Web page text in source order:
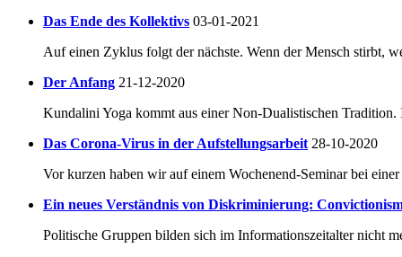
Das Ende des Kollektivs 03-01-2021
Auf einen Zyklus folgt der nächste. Wenn der Mensch stirbt,
Der Anfang 21-12-2020
Kundalini Yoga kommt aus einer Non-Dualistischen
Das Corona-Virus in der Aufstellungsarbeit 28-10-2020
Vor kurzen haben wir auf einem Wochenend-Seminar bei
Ein neues Verständnis von Diskriminierung:
Politische Gruppen bilden sich im Informationszeitalter nicht